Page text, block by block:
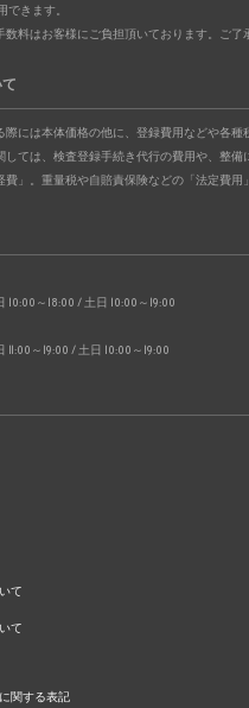
できます。
料はお客様にご負担頂いております。ご了
際には本体価格の他に、登録費用などや各種
しては、検査登録手続き代行の費用や、整備
」。重量税や自賠責保険などの「法定費用
10:00～18:00 / 土日 10:00～19:00
～19:00 / 土日 10:00～19:00
て
て
関する表記